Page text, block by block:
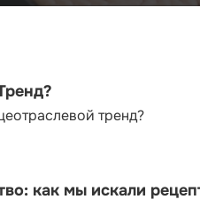
тренд?
как мы искали